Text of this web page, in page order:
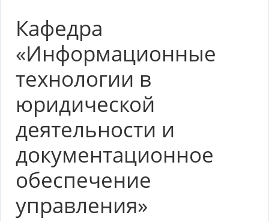
Кафедра
«Информационные
технологии в
юридической
деятельности и
документационное
обеспечение
управления»